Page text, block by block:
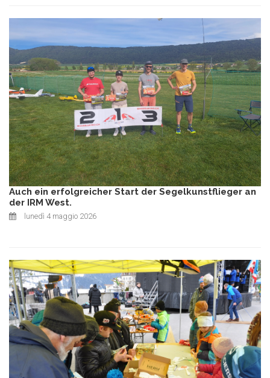
Auch ein erfolgreicher Start der Segelkunstflieger an
der IRM West.
lunedì 4 maggio 2026